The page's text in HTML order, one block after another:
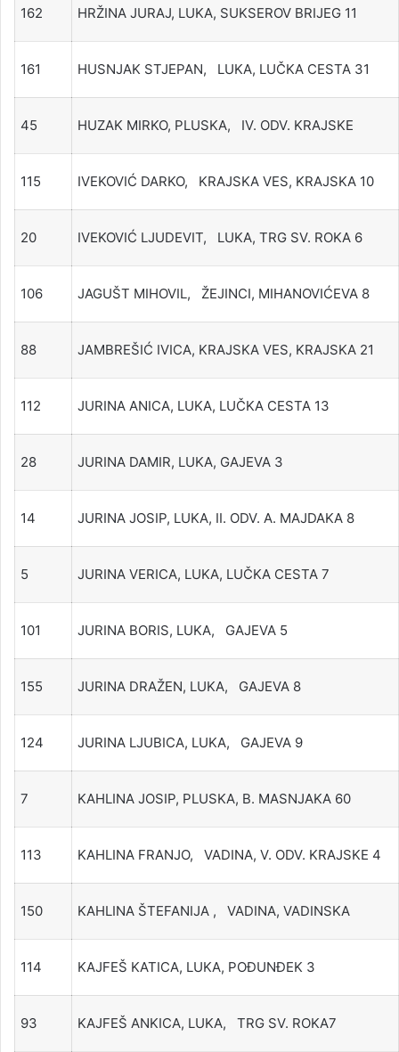
162 HRŽINA JURAJ, LUKA, SUKSEROV BRIJEG 11
161 HUSNJAK STJEPAN, LUKA, LUČKA CESTA 31
45 HUZAK MIRKO, PLUSKA, IV. ODV. KRAJSKE
115 IVEKOVIĆ DARKO, KRAJSKA VES, KRAJSKA 10
20 IVEKOVIĆ LJUDEVIT, LUKA, TRG SV. ROKA 6
106 JAGUŠT MIHOVIL, ŽEJINCI, MIHANOVIĆEVA 8
88 JAMBREŠIĆ IVICA, KRAJSKA VES, KRAJSKA 21
112 JURINA ANICA, LUKA, LUČKA CESTA 13
28 JURINA DAMIR, LUKA, GAJEVA 3
14 JURINA JOSIP, LUKA, II. ODV. A. MAJDAKA 8
5 JURINA VERICA, LUKA, LUČKA CESTA 7
101 JURINA BORIS, LUKA, GAJEVA 5
155 JURINA DRAŽEN, LUKA, GAJEVA 8
124 JURINA LJUBICA, LUKA, GAJEVA 9
7 KAHLINA JOSIP, PLUSKA, B. MASNJAKA 60
113 KAHLINA FRANJO, VADINA, V. ODV. KRAJSKE 4
150 KAHLINA ŠTEFANIJA , VADINA, VADINSKA
114 KAJFEŠ KATICA, LUKA, POĐUNĐEK 3
93 KAJFEŠ ANKICA, LUKA, TRG SV. ROKA7